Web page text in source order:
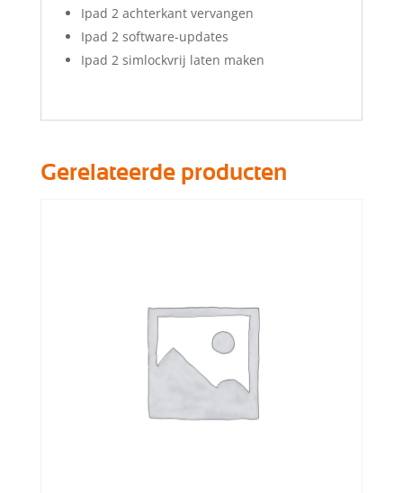
Ipad 2 achterkant vervangen
Ipad 2 software-updates
Ipad 2 simlockvrij laten maken
Gerelateerde producten